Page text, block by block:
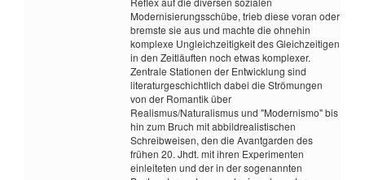
Modernisierungsschübe, trieb diese voran oder
bremste sie aus und machte die ohnehin
komplexe Ungleichzeitigkeit des Gleichzeitigen
in den Zeitläuften noch etwas komplexer.
Zentrale Stationen der Entwicklung sind
literaturgeschichtlich dabei die Strömungen
von der Romantik über
Realismus/Naturalismus und "Modernismo" bis
hin zum Bruch mit abbildrealistischen
Schreibweisen, den die Avantgarden des
frühen 20. Jhdt. mit ihren Experimenten
einleiteten und der in der sogenannten